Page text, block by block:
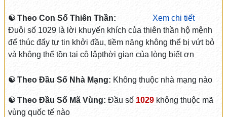
☯ Theo Con Số Thiên Thần:
Xem chi tiết
Đuôi số 1029 là lời khuyến khích của thiên thần hộ mệnh
để thúc đẩy tự tin khởi đầu, tiềm năng không thể bị vứt bỏ
và không thể tồn tại cô lậpthời gian của lòng biết ơn
☯ Theo Đầu Số Nhà Mạng: Không thuộc nhà mạng nào
☯ Theo Đầu Số Mã Vùng: Đầu số 1029không thuộc mã
vùng quốc tế nào